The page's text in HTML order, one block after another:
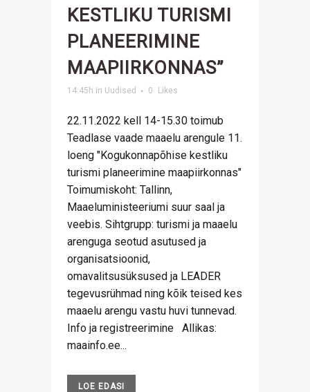
KESTLIKU TURISMI
PLANEERIMINE
MAAPIIRKONNAS”
14:45h in Uudised 0 Likes
22.11.2022 kell 14-15.30 toimub
Teadlase vaade maaelu arengule 11.
loeng "Kogukonnapõhise kestliku
turismi planeerimine maapiirkonnas"
Toimumiskoht: Tallinn,
Maaeluministeeriumi suur saal ja
veebis. Sihtgrupp: turismi ja maaelu
arenguga seotud asutused ja
organisatsioonid,
omavalitsusüksused ja LEADER
tegevusrühmad ning kõik teised kes
maaelu arengu vastu huvi tunnevad.
Info ja registreerimine Allikas:
maainfo.ee...
LOE EDASI